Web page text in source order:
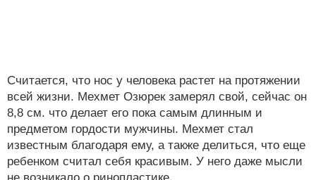
Считается, что нос у человека растет на протяжении
всей жизни. Мехмет Озюрек замерял свой, сейчас он
8,8 см. что делает его пока самым длинным и
предметом гордости мужчины. Мехмет стал
известным благодаря ему, а также делиться, что еще
ребенком считал себя красивым. У него даже мысли